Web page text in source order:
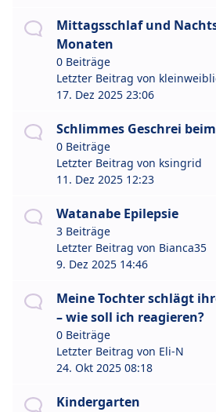
Mittagsschlaf und
Monaten
0 Beiträge
Letzter Beitrag von
17. Dez 2025 23:06
Schlimmes Geschrei
0 Beiträge
Letzter Beitrag von ksingrid
11. Dez 2025 12:23
Watanabe Epilepsie
3 Beiträge
Letzter Beitrag von Bianca35
9. Dez 2025 14:46
Meine Tochter schlägt
– wie soll ich reagieren?
0 Beiträge
Letzter Beitrag von Eli-N
24. Okt 2025 08:18
Kindergarten